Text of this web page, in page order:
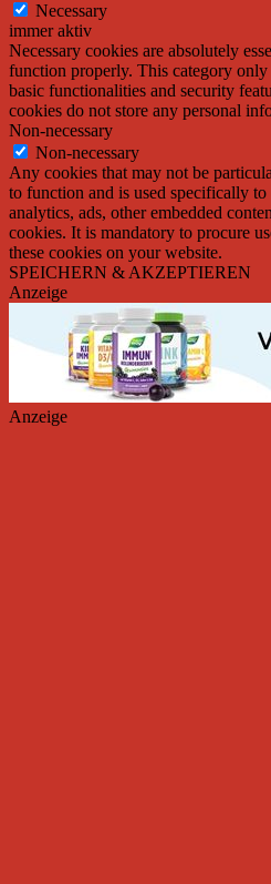
Necessary
immer aktiv
Necessary cookies are absolutely
function properly. This category only
basic functionalities and security
cookies do not store any personal
Non-necessary
Non-necessary
Any cookies that may not be
to function and is used specifically
analytics, ads, other embedded
cookies. It is mandatory to procure
these cookies on your website.
SPEICHERN & AKZEPTIEREN
Anzeige
Anzeige